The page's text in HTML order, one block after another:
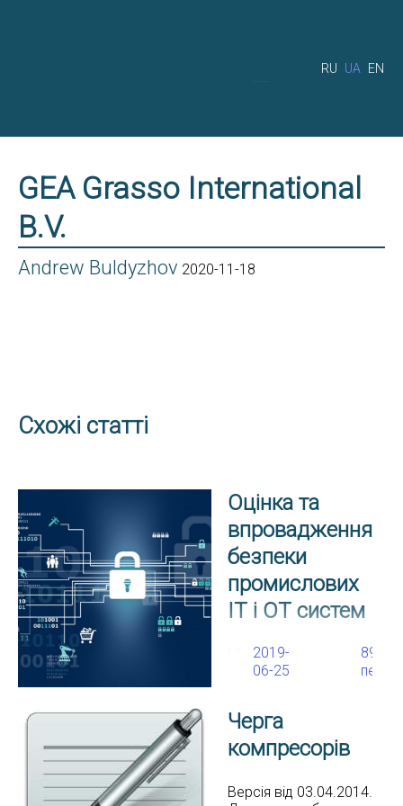
RU UA EN
GEA Grasso International
B.V.
Andrew Buldyzhov 2020-11-18
Схожі статті
Оцінка та
впровадження
безпеки
промислових
IT і OT систем
Ми виконуємо повний
комплекс робіт по
безпеки
промислових IT і OT
систем спільно з
партнером –
2019-
06-25
8982
Черга
компресорів
Версія від 03.04.2014.